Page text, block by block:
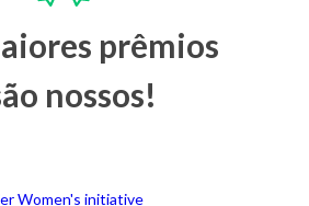
prêmios
nossos!